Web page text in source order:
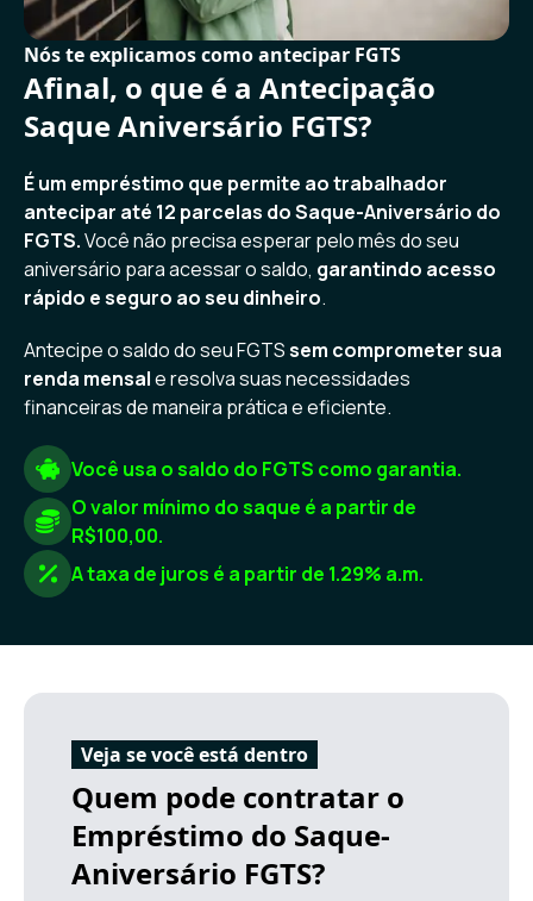
Nós te explicamos como antecipar FGTS
Afinal, o que é a Antecipação
Saque Aniversário FGTS?
É um empréstimo que permite ao trabalhador
antecipar até 12 parcelas do Saque-Aniversário do
FGTS.Você não precisa esperar pelo mês do seu
aniversário para acessar o saldo, garantindo acesso
rápido e seguro ao seu dinheiro.
Antecipe o saldo do seu FGTSsem comprometer sua
renda mensale resolva suas necessidades
financeiras de maneira prática e eficiente.
Você usa o saldo do FGTS como garantia.
O valor mínimo do saque é a partir de
R$100,00.
A taxa de juros é a partir de 1.29% a.m.
Veja se você está dentro
Quem pode contratar o
Empréstimo do Saque-
Aniversário FGTS?